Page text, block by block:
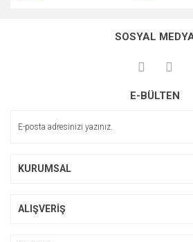
SOSYAL
E-BÜLTEN
KURUMSAL
ALIŞVERİŞ